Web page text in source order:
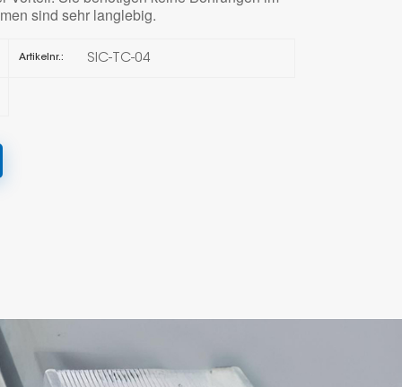
sind sehr langlebig.
Artikelnr.: SIC-TC-04